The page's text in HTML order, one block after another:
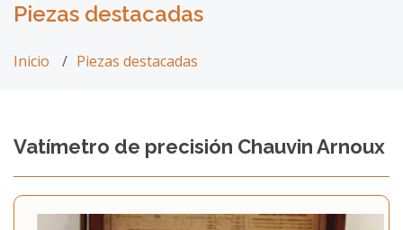
Piezas destacadas
Inicio Piezas destacadas
Vatímetro de precisión Chauvin Arnoux